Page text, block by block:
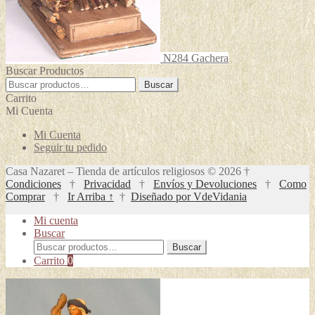
N284 Gachera
Buscar Productos
Buscar
por:
Buscar
Carrito
Mi Cuenta
Mi Cuenta
Seguir tu pedido
Casa Nazaret – Tienda de artículos religiosos © 2026 †
Condiciones † Privacidad † Envíos y Devoluciones † Como
Comprar† Ir Arriba ↑ † Diseñado por VdeVidania
Mi cuenta
Buscar
Buscar
por:
Buscar
Carrito 0